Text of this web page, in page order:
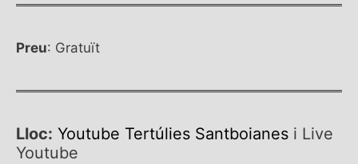
Preu: Gratuït
Lloc: Youtube Tertúlies Santboianes i Live
Youtube